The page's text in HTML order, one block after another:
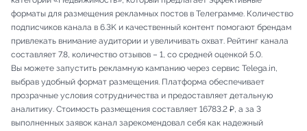
форматы для размещения рекламных постов в Телеграмме. Количество
подписчиков канала в 6.3K и качественный контент помогают брендам
привлекать внимание аудитории и увеличивать охват. Рейтинг канала
составляет 7.8, количество отзывов – 1, со средней оценкой 5.0.
Вы можете запустить рекламную кампанию через сервис Telega.in,
выбрав удобный формат размещения. Платформа обеспечивает
прозрачные условия сотрудничества и предоставляет детальную
аналитику. Стоимость размещения составляет 16783.2 ₽, а за 3
выполненных заявок канал зарекомендовал себя как надежный